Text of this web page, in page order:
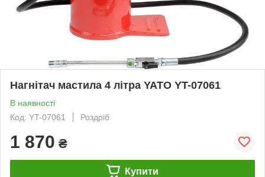
Нагнітач мастила 4 літра YATO YT-07061
В наявності
Код: YT-07061
Роздріб
1 870 ₴
Купити